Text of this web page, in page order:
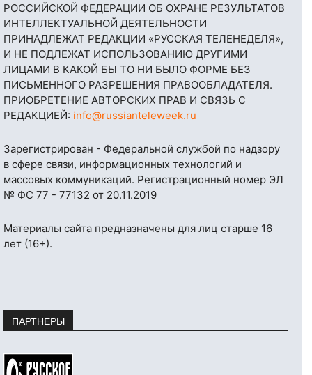
РОССИЙСКОЙ ФЕДЕРАЦИИ ОБ ОХРАНЕ РЕЗУЛЬТАТОВ
ИНТЕЛЛЕКТУАЛЬНОЙ ДЕЯТЕЛЬНОСТИ
ПРИНАДЛЕЖАТ РЕДАКЦИИ «РУССКАЯ ТЕЛЕНЕДЕЛЯ»,
И НЕ ПОДЛЕЖАТ ИСПОЛЬЗОВАНИЮ ДРУГИМИ
ЛИЦАМИ В КАКОЙ БЫ ТО НИ БЫЛО ФОРМЕ БЕЗ
ПИСЬМЕННОГО РАЗРЕШЕНИЯ ПРАВООБЛАДАТЕЛЯ.
ПРИОБРЕТЕНИЕ АВТОРСКИХ ПРАВ И СВЯЗЬ С
РЕДАКЦИЕЙ: info@russianteleweek.ru
Зарегистрирован - Федеральной службой по надзору
в сфере связи, информационных технологий и
массовых коммуникаций. Регистрационный номер ЭЛ
№ ФС 77 - 77132 от 20.11.2019
Материалы сайта предназначены для лиц старше 16
лет (16+).
ПАРТНЕРЫ